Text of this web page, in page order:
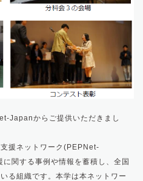
Japanからご提供いただきまし
援ネットワーク(PEPNet-
関する事例や情報を蓄積し、全国
る組織です。本学は本ネットワー